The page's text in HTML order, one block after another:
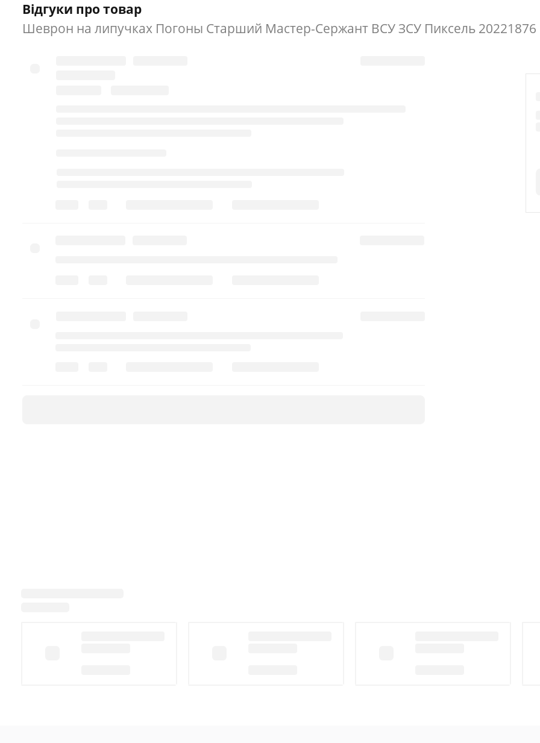
Відгуки про товар
Шеврон на липучках Погоны Старший Мастер-Сержант ВСУ ЗСУ Пиксель 20221876